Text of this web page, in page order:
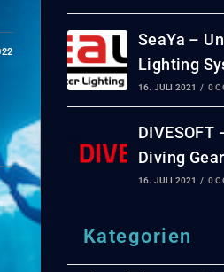
SeaYa –
Lighting
16. JULI 2021 / 0
DIVESOFT
Diving Gear
16. JULI 2021 / 0
Kategorien